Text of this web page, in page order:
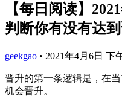
【每日阅读】
判断你有没有达
geekgao • 2021年4月6日 下
晋升的第一条逻辑是，在
机会晋升。